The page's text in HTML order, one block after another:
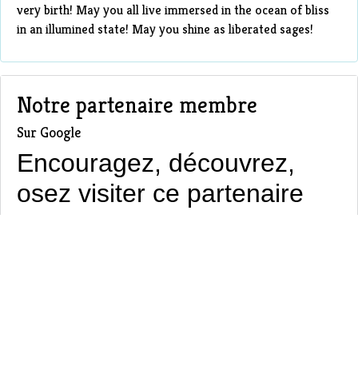
very birth! May you all live immersed in the ocean of bliss
in an illumined state! May you shine as liberated sages!
Notre partenaire membre
Sur Google
Encouragez, découvrez,
osez visiter ce partenaire